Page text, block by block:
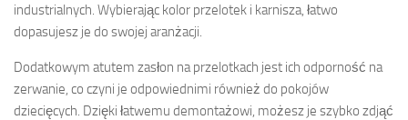
industrialnych. Wybierając kolor przelotek i karnisza, łatwo
dopasujesz je do swojej aranżacji.
Dodatkowym atutem zasłon na przelotkach jest ich odporność na
zerwanie, co czyni je odpowiednimi również do pokojów
dziecięcych. Dzięki łatwemu demontażowi, możesz je szybko zdjąć